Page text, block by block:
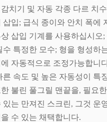
치기 및 자동 각종 다르 치
삽입; 급식 종이와 안치 폭에
삽입 기계를 사용하십시오;
수 특정한 모수; 형을 형성하
자동적으로 조정가능합니
른 속도 및 높은 자동성이 특
불린 풀그릴 맨끝을, 필요
있는 만져진 스크린, 그것 운
수 있는 채택합니다.